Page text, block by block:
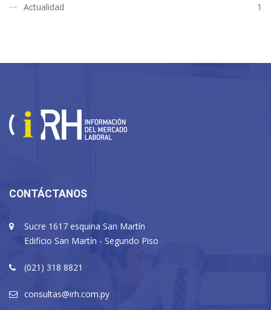
Actualidad 1
CONTÁCTANOS
Sucre 1617 esquina San Martín
Edificio San Martín - Segundo Piso
(021) 318 8821
consultas@irh.com.py